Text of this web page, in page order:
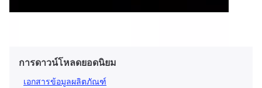
การดาวน์โหลดยอดนิยม
เอกสารข้อมูลผลิตภัณฑ์